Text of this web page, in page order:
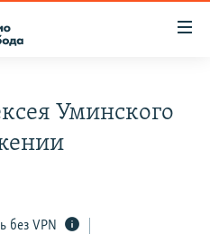
Уминского
без VPN